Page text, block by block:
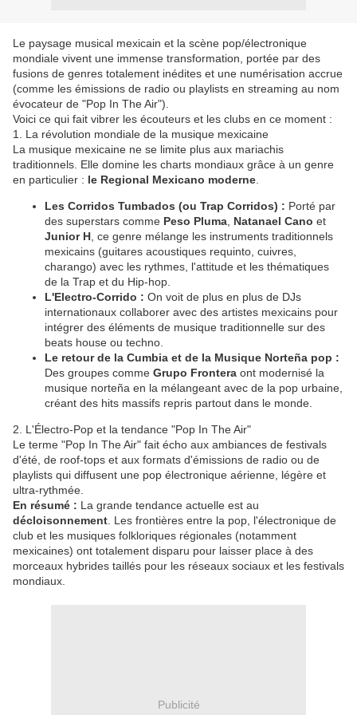
Le paysage musical mexicain et la scène pop/électronique
mondiale vivent une immense transformation, portée par des
fusions de genres totalement inédites et une numérisation accrue
(comme les émissions de radio ou playlists en streaming au nom
évocateur de "Pop In The Air").
​Voici ce qui fait vibrer les écouteurs et les clubs en ce moment :
​1. La révolution mondiale de la musique mexicaine
​La musique mexicaine ne se limite plus aux mariachis
traditionnels. Elle domine les charts mondiaux grâce à un genre
en particulier : le Regional Mexicano moderne
Les Corridos Tumbados (ou Trap Corridos) : Porté par
des superstars comme Peso Pluma Natanael Cano et
Junior H , ce genre mélange les instruments traditionnels
mexicains (guitares acoustiques requinto, cuivres,
charango) avec les rythmes, l'attitude et les thématiques
de la Trap et du Hip-hop.
L'Electro-Corrido : On voit de plus en plus de DJs
internationaux collaborer avec des artistes mexicains pour
intégrer des éléments de musique traditionnelle sur des
beats house ou techno.
Le retour de la Cumbia et de la Musique Norteña pop :
Des groupes comme Grupo Frontera ont modernisé la
musique norteña en la mélangeant avec de la pop urbaine,
créant des hits massifs repris partout dans le monde.
​2. L'Électro-Pop et la tendance "Pop In The Air"
​Le terme "Pop In The Air" fait écho aux ambiances de festivals
d'été, de roof-tops et aux formats d'émissions de radio ou de
playlists qui diffusent une pop électronique aérienne, légère et
ultra-rythmée.
En résumé : La grande tendance actuelle est au
décloisonnement . Les frontières entre la pop, l'électronique de
club et les musiques folkloriques régionales (notamment
mexicaines) ont totalement disparu pour laisser place à des
morceaux hybrides taillés pour les réseaux sociaux et les festivals
mondiaux.
Publicité